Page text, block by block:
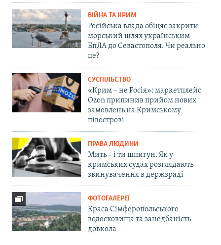
ВІЙНА ТА КРИМ
Російська влада обіцяє закрити
морський шлях українським
БпЛА до Севастополя. Чи реально
це?
СУСПІЛЬСТВО
«Крим – не Росія»: маркетплейс
Ozon припинив прийом нових
замовлень на Кримському
півострові
ПРАВА ЛЮДИНИ
Мить – і ти шпигун. Як у
кримських судах розглядають
звинувачення в держзраді
ФОТОГАЛЕРЕЇ
Краса Сімферопольського
водосховища та занедбаність
довкола